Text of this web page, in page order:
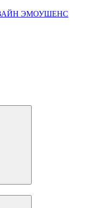
ВАЙН ЭМОУШЕНС